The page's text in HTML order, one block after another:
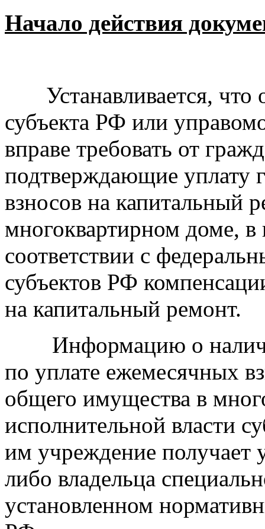
Начало действия
Устанавливается, что
субъекта РФ или
вправе требовать от
подтверждающие уплату
взносов на капитальный
многоквартирном доме, в
соответствии с
субъектов РФ
на капитальный ремонт.
Информацию о
по уплате ежемесячных
общего имущества в
исполнительной власти
им учреждение получает
либо владельца
установленном